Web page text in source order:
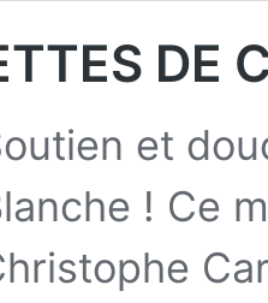
DE
et
! Ce